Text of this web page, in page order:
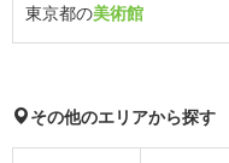
東京都の美術館
その他のエリアから探す